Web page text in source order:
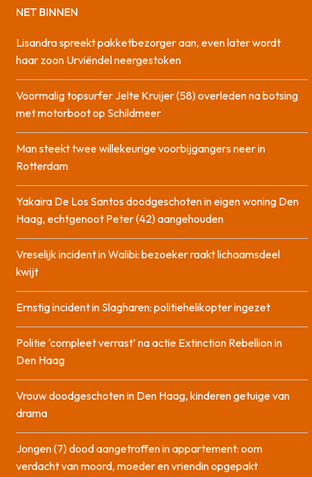
NET BINNEN
Lisandra spreekt pakketbezorger aan, even later wordt
haar zoon Urviëndel neergestoken
Voormalig topsurfer Jelte Kruijer (58) overleden na botsing
met motorboot op Schildmeer
Man steekt twee willekeurige voorbijgangers neer in
Rotterdam
Yakaira De Los Santos doodgeschoten in eigen woning Den
Haag, echtgenoot Peter (42) aangehouden
Vreselijk incident in Walibi: bezoeker raakt lichaamsdeel
kwijt
Ernstig incident in Slagharen: politiehelikopter ingezet
Politie ‘compleet verrast’ na actie Extinction Rebellion in
Den Haag
Vrouw doodgeschoten in Den Haag, kinderen getuige van
drama
Jongen (7) dood aangetroffen in appartement: oom
verdacht van moord, moeder en vriendin opgepakt